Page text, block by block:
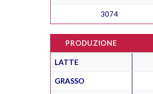
3074
PRODUZIONE
LATTE
GRASSO